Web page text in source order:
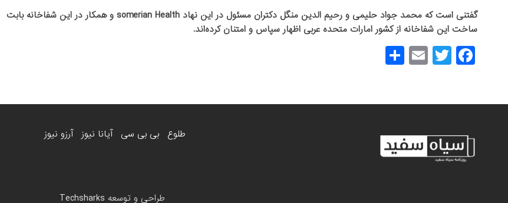
گفتنی است که محمد جواد حلیمی و رحیم الدین منگل دکتران مسئول در این نهاد somerian Health و همکار در این شفاخانه بابت
ساخت این شفاخانه از کشور امارات متحده عربی اظهار سپاس و امتنان کرده‌اند.
F
a
e
b
o
o
T
wi
er
E
m
e
طلوع بی بی سی آیانا نیوز آرزو نیوز
طراحی و توسعه Techsharks